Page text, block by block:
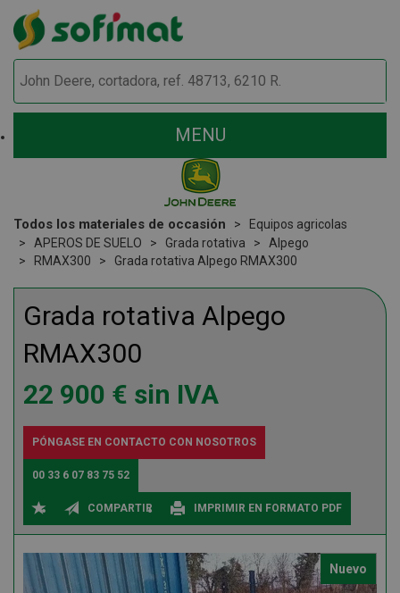
MENU
Todos los materiales de occasión
Equipos agricolas
APEROS DE SUELO
Grada rotativa
Alpego
RMAX300
Grada rotativa Alpego RMAX300
Grada rotativa Alpego
RMAX300
22 900 € sin IVA
PÓNGASE EN CONTACTO CON NOSOTROS
00 33 6 07 83 75 52
COMPARTIR IMPRIMIR EN FORMATO PDF
Nuevo